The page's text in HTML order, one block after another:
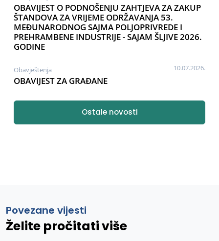
OBAVIJEST O PODNOŠENJU ZAHTJEVA ZA ZAKUP
ŠTANDOVA ZA VRIJEME ODRŽAVANJA 53.
MEĐUNARODNOG SAJMA POLJOPRIVREDE I
PREHRAMBENE INDUSTRIJE - SAJAM ŠLJIVE 2026.
GODINE
Obavještenja 10.07.2026.
OBAVIJEST ZA GRAĐANE
Ostale novosti
Povezane vijesti
Želite pročitati više